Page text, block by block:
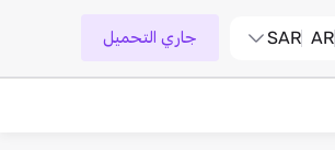
AR
SAR جاري التحميل